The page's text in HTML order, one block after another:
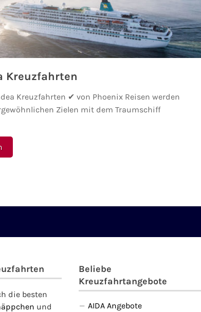
Kreuzfahrten
Kreuzfahrten ✔ von Phoenix Reisen werden
Zielen mit dem Traumschiff
die besten
und
Beliebe
Kreuzfahrtangebote
AIDA Angebote